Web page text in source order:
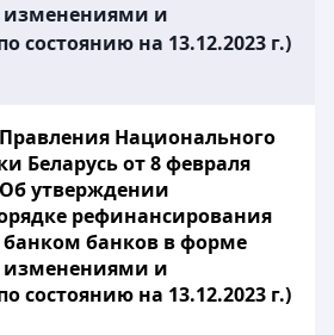
изменениями и
состоянию на 13.12.2023 г.)
Национального
Беларусь от 8 февраля
утверждении
рефинансирования
банков в форме
изменениями и
состоянию на 13.12.2023 г.)